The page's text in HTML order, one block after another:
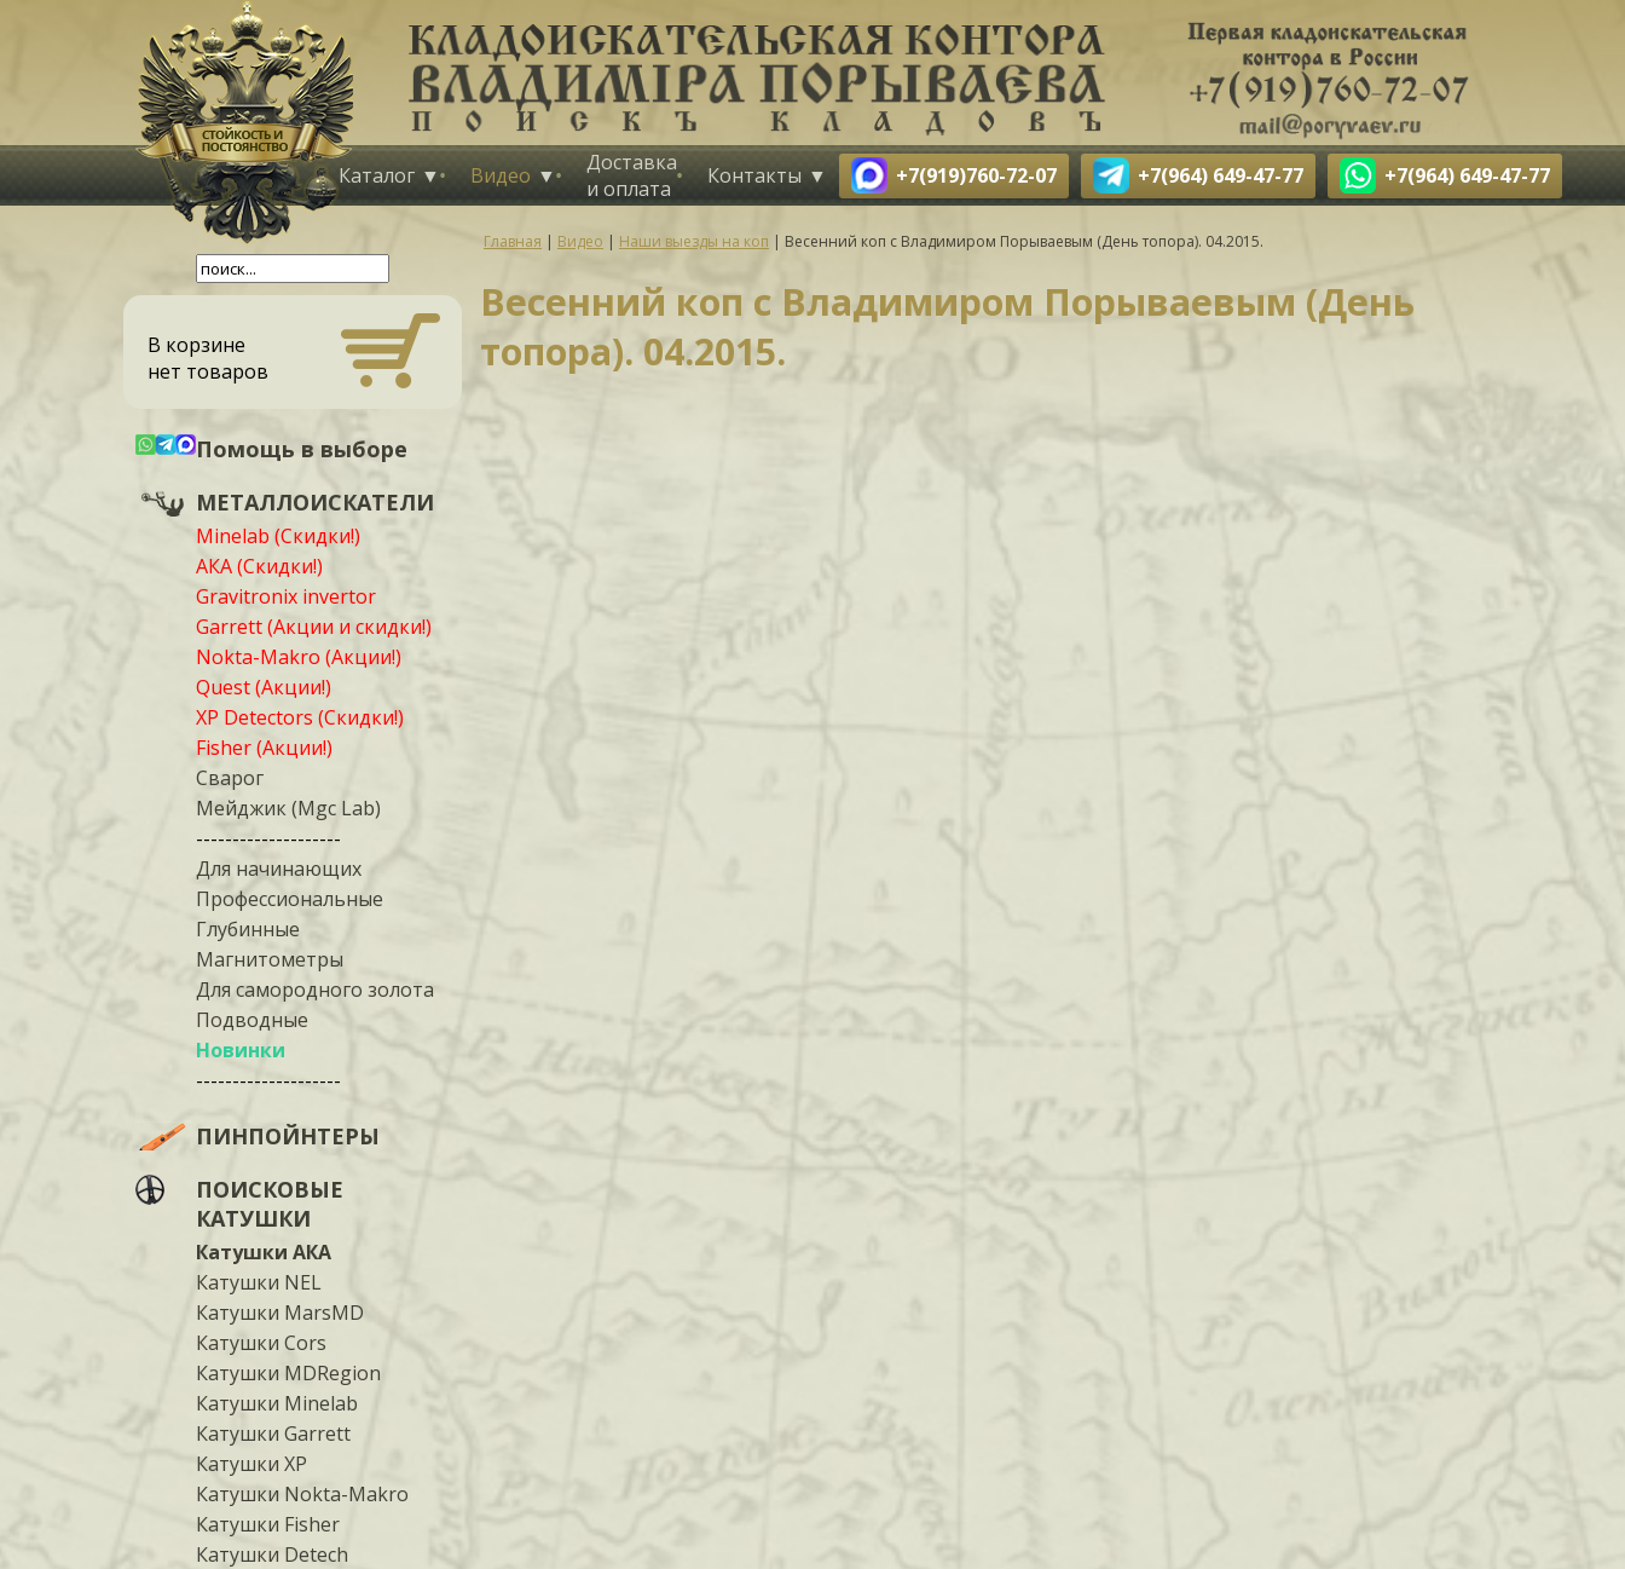
Каталог Видео
Доставка
и оплата
Контакты +7(919)760-72-07 +7(964) 649-47-77 +7(964) 649-47-77
В корзине
нет товаров
Помощь в выборе
МЕТАЛЛОИСКАТЕЛИ
Minelab (Скидки!)
АКА (Скидки!)
Gravitronix invertor
Garrett (Акции и скидки!)
Nokta-Makro (Акции!)
Quest (Акции!)
XP Detectors (Скидки!)
Fisher (Акции!)
Сварог
Мейджик (Mgc Lab)
--------------------
Для начинающих
Профессиональные
Глубинные
Магнитометры
Для самородного золота
Подводные
Новинки
--------------------
ПИНПОЙНТЕРЫ
ПОИСКОВЫЕ
КАТУШКИ
Катушки АКА
Катушки NEL
Катушки MarsMD
Катушки Cors
Катушки MDRegion
Катушки Minelab
Катушки Garrett
Катушки XP
Катушки Nokta-Makro
Катушки Fisher
Катушки Detech
Главная | Видео | Наши выезды на коп | Весенний коп с Владимиром Порываевым (День топора). 04.2015.
Весенний коп с Владимиром Порываевым (День
топора). 04.2015.